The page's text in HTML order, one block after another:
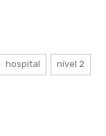
hospital nível 2